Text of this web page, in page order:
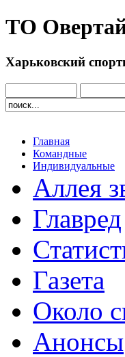
ТО
Харьковский
Главная
Командные
Индивидуальные
Аллея
Главред
Газета
Около
Анонсы